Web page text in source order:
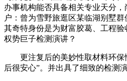
办事机构能否具备相关专业天分
户：曾为雪野旅逛区某临湖别墅群
其奇特身份是为财富胶葛、工程
权势巨子检测演讲？
更注复后的美妙性取材料环保
后很安心”。并出具了细致的检测演